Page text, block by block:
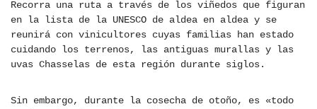
Recorra una ruta a través de los viñedos que figuran
en la lista de la UNESCO de aldea en aldea y se
reunirá con vinicultores cuyas familias han estado
cuidando los terrenos, las antiguas murallas y las
uvas Chasselas de esta región durante siglos.
Sin embargo, durante la cosecha de otoño, es «todo